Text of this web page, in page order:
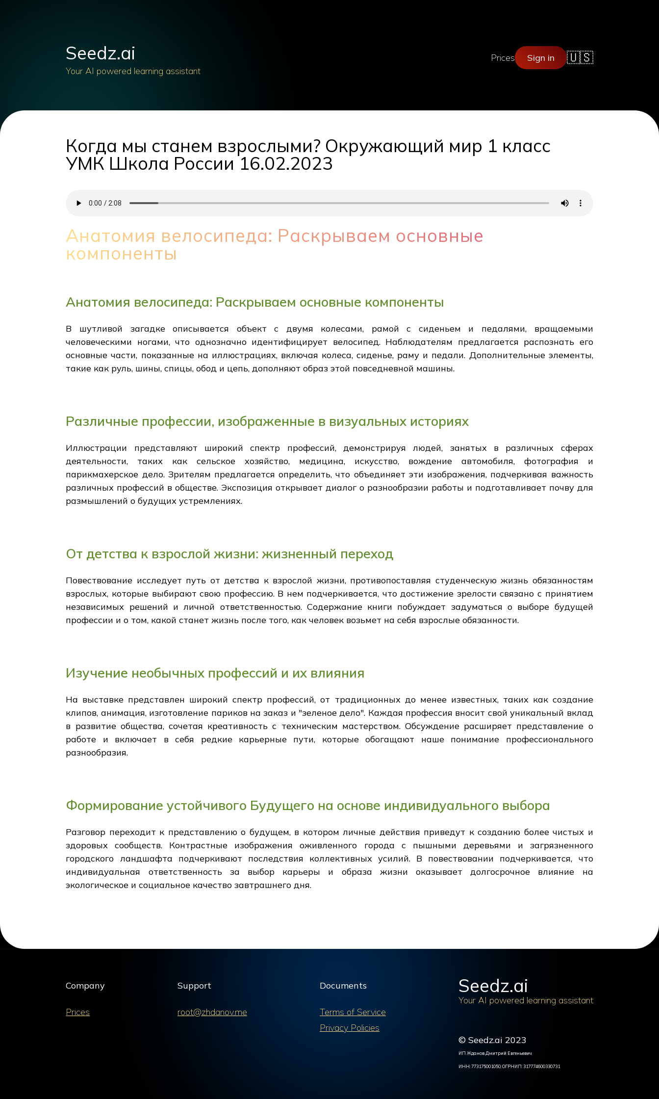
Seedz.ai
Your AI powered learning assistant
Prices Sign in 🇺🇸
Когда мы станем взрослыми? Окружающий мир 1 класс
УМК Школа России 16.02.2023
Анатомия велосипеда: Раскрываем основные
компоненты
Анатомия велосипеда: Раскрываем основные компоненты
В шутливой загадке описывается объект с двумя колесами, рамой с сиденьем и педалями, вращаемыми
человеческими ногами, что однозначно идентифицирует велосипед. Наблюдателям предлагается распознать его
основные части, показанные на иллюстрациях, включая колеса, сиденье, раму и педали. Дополнительные элементы,
такие как руль, шины, спицы, обод и цепь, дополняют образ этой повседневной машины.
Различные профессии, изображенные в визуальных историях
Иллюстрации представляют широкий спектр профессий, демонстрируя людей, занятых в различных сферах
деятельности, таких как сельское хозяйство, медицина, искусство, вождение автомобиля, фотография и
парикмахерское дело. Зрителям предлагается определить, что объединяет эти изображения, подчеркивая важность
различных профессий в обществе. Экспозиция открывает диалог о разнообразии работы и подготавливает почву для
размышлений о будущих устремлениях.
От детства к взрослой жизни: жизненный переход
Повествование исследует путь от детства к взрослой жизни, противопоставляя студенческую жизнь обязанностям
взрослых, которые выбирают свою профессию. В нем подчеркивается, что достижение зрелости связано с принятием
независимых решений и личной ответственностью. Содержание книги побуждает задуматься о выборе будущей
профессии и о том, какой станет жизнь после того, как человек возьмет на себя взрослые обязанности.
Изучение необычных профессий и их влияния
На выставке представлен широкий спектр профессий, от традиционных до менее известных, таких как создание
клипов, анимация, изготовление париков на заказ и "зеленое дело". Каждая профессия вносит свой уникальный вклад
в развитие общества, сочетая креативность с техническим мастерством. Обсуждение расширяет представление о
работе и включает в себя редкие карьерные пути, которые обогащают наше понимание профессионального
разнообразия.
Формирование устойчивого Будущего на основе индивидуального выбора
Разговор переходит к представлению о будущем, в котором личные действия приведут к созданию более чистых и
здоровых сообществ. Контрастные изображения оживленного города с пышными деревьями и загрязненного
городского ландшафта подчеркивают последствия коллективных усилий. В повествовании подчеркивается, что
индивидуальная ответственность за выбор карьеры и образа жизни оказывает долгосрочное влияние на
экологическое и социальное качество завтрашнего дня.
Company
Prices
Support
root@zhdanov.me
Documents
Terms of Service
Privacy Policies
Seedz.ai
Your AI powered learning assistant
© Seedz.ai 2023
ИП Жданов Дмитрий Евгеньевич
ИНН: 773175001050, ОГРНИП: 317774600330731